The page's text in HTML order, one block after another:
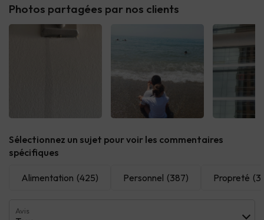
Photos partagées par nos clients
Sélectionnez un sujet pour voir les commentaires
spécifiques
Alimentation (425) Personnel (387) Propreté
Avis